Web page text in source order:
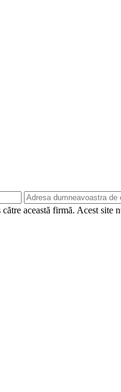
această firmă. Acest